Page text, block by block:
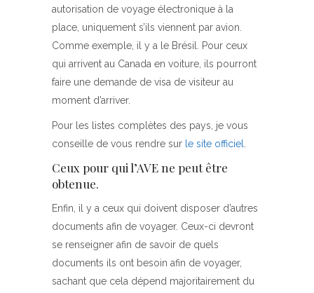
autorisation de voyage électronique à la
place, uniquement s’ils viennent par avion.
Comme exemple, il y a le Brésil. Pour ceux
qui arrivent au Canada en voiture, ils pourront
faire une demande de visa de visiteur au
moment d’arriver.
Pour les listes complètes des pays, je vous
conseille de vous rendre sur le site officiel
Ceux pour qui l’AVE ne peut être
obtenue.
Enfin, il y a ceux qui doivent disposer d’autres
documents afin de voyager. Ceux-ci devront
se renseigner afin de savoir de quels
documents ils ont besoin afin de voyager,
sachant que cela dépend majoritairement du